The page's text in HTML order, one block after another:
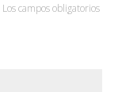
Los campos obligatorios